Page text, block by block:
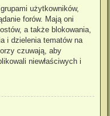
użytkowników,
forów. Mają oni
a także blokowania,
i dzielenia tematów na
czuwają, aby
niewłaściwych i